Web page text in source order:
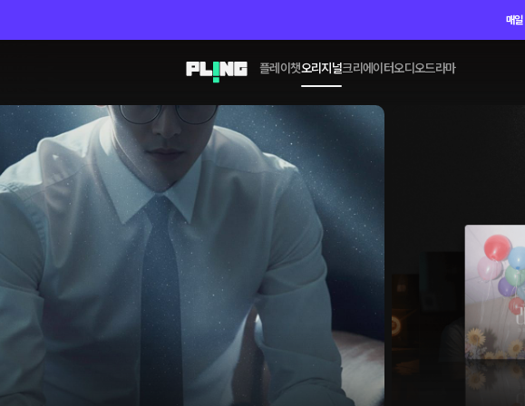
매
플레이챗오리지널크리에이터오디오드라마